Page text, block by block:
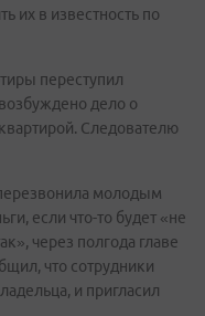
их в известность по
переступил
дело о
Следователю
молодым
если что-то будет «не
через полгода главе
что сотрудники
и пригласил